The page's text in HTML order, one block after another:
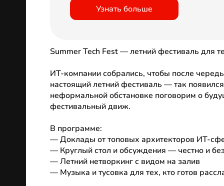
Узнать больше
Summer Tech Fest — летний фестиваль для
ИТ-компании собрались, чтобы после
настоящий летний фестиваль — так
неформальной обстановке поговорим о
фестивальный движ.
В программе:
— Доклады от топовых архитекторов ИТ-
— Круглый стол и обсуждения — честно и
— Летний нетворкинг с видом на залив
— Музыка и тусовка для тех, кто готов